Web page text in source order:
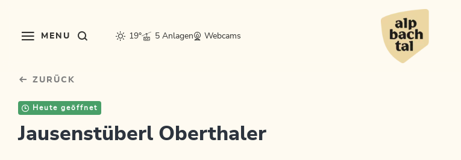
MENU 19° 5 Anlagen Webcams
ZURÜCK
Heute geöffnet
Jausenstüberl Oberthaler